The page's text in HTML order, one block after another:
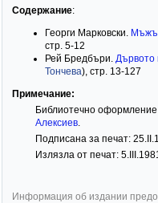
Содержание:
Георги Марковски.
стр. 5-12
Рей Бредбъри. Дървото
Тончева), стр. 13-127
Примечание:
Библиотечно оформление
Алексиев.
Подписана за печат:
Излязла от печат:
Информация об издании